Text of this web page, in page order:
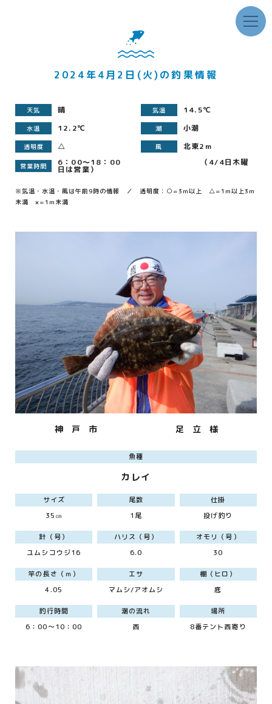
2024年4月2日(火)の釣果情報
天気 晴 気温 14.5℃
水温 12.2℃ 潮 小潮
透明度 △ 風 北東2m
営業時間 6：00～18：00 （4/4日木曜
日は営業）
※気温・水温・風は午前9時の情報 ／ 透明度：○=3m以上 △=1m以上3m
未満 ×=1m未満
神 戸 市 足 立 様
魚種
カレイ
サイズ
35㎝
尾数
1尾
仕掛
投げ釣り
針（号）
ユムシコウジ16
ハリス（号）
6.0
オモリ（号）
30
竿の長さ（ｍ）
4.05
エサ
マムシ/アオムシ
棚（ヒロ）
底
釣行時間
6：00～10：00
潮の流れ
西
場所
8番テント西寄り